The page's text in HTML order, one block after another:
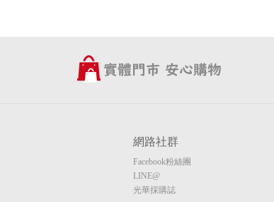
網路社群
Facebook粉絲團
LINE@
光華採購誌